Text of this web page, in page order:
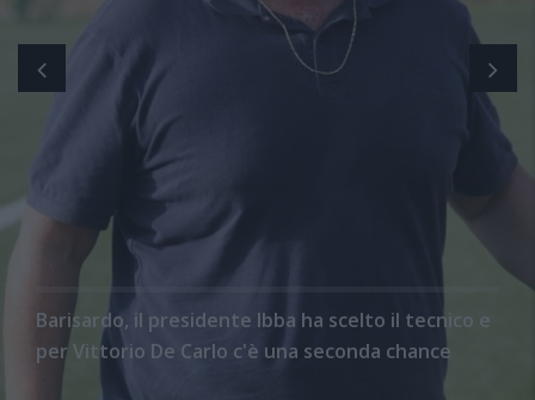
Barisardo, il presidente Ibba ha scelto il tecnico e
per Vittorio De Carlo c'è una seconda chance